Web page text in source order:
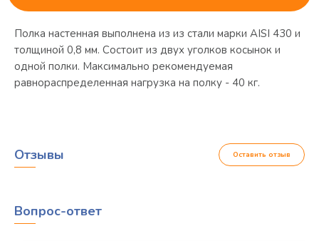
Полка настенная выполнена из из стали марки AISI 430 и
толщиной 0,8 мм. Состоит из двух уголков косынок и
одной полки. Максимально рекомендуемая
равнораспределенная нагрузка на полку - 40 кг.
Отзывы Оставить отзыв
Вопрос-ответ